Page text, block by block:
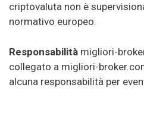
criptovaluta non è
normativo europeo.
Responsabilità migliori-
collegato a migliori-
alcuna responsabilità per